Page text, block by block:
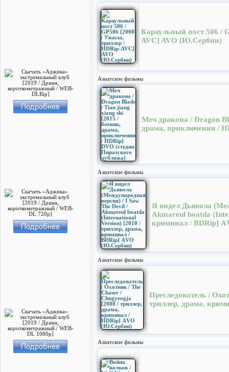
Караульный пост 506 /
AVC] AVO (Ю.Сербин)
Азиатские фильмы
Меч дракона / Dragon
драма, приключения /
Азиатские фильмы
Я видел Дьявола
Akmareul boatda
криминал / BDRip]
Азиатские фильмы
Преследователь /
триллер, драма,
Азиатские фильмы